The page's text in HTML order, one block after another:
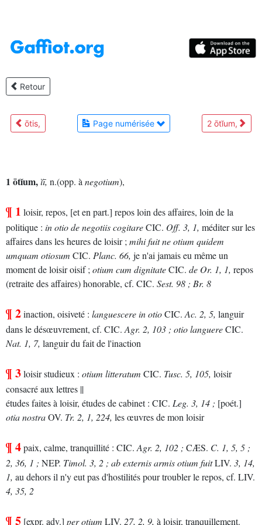
Retour
ōtis, Page numérisée 2 ōtĭum,
1 ōtĭum,ĭī, n.(opp. à negotium),
¶ 1 loisir, repos, [et en part.] repos loin des affaires, loin de la
politique : in otio de negotiis cogitareCIC. Off. 3, 1, méditer sur les
affaires dans les heures de loisir ; mihi fuit ne otium quidem
umquam otiosum CIC. Planc. 66, je n'ai jamais eu même un
moment de loisir oisif ; otium cum dignitateCIC. de Or. 1, 1, repos
(retraite des affaires) honorable, cf. CIC. Sest. 98 ; Br. 8
¶ 2inaction, oisiveté : languescere in otioCIC. Ac. 2, 5, languir
dans le désœuvrement, cf. CIC. Agr. 2, 103 ; otio languereCIC.
Nat. 1, 7, languir du fait de l'inaction
¶ 3loisir studieux : otium litteratum CIC. Tusc. 5, 105, loisir
consacré aux lettres ||
études faites à loisir, études de cabinet : CIC. Leg. 3, 14 ; [poét.]
otia nostraOV. Tr. 2, 1, 224, les œuvres de mon loisir
¶ 4paix, calme, tranquillité : CIC. Agr. 2, 102 ; CÆS. C. 1, 5, 5 ;
2, 36, 1 ; NEP. Timol. 3, 2 ; ab externis armis otium fuitLIV. 3, 14,
1, au dehors il n'y eut pas d'hostilités pour troubler le repos, cf. LIV.
4, 35, 2
¶ 5 [expr. adv.] per otium LIV. 27, 2, 9, à loisir, tranquillement.